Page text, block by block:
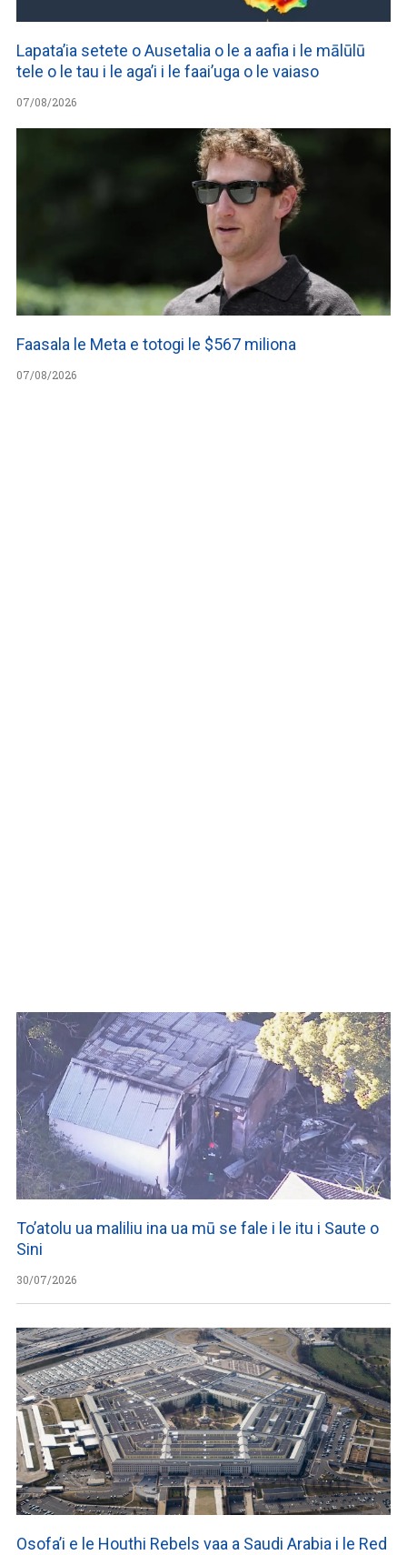
Lapata’ia setete o Ausetalia o le a aafia i le mālūlū
tele o le tau i le aga’i i le faai’uga o le vaiaso
07/08/2026
Faasala le Meta e totogi le $567 miliona
07/08/2026
To’atolu ua maliliu ina ua mū se fale i le itu i Saute o
Sini
30/07/2026
Osofa’i e le Houthi Rebels vaa a Saudi Arabia i le Red